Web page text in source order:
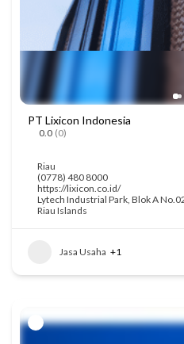
PT Lixicon Indonesia
0.0 (0)
Riau
(0778) 480 8000
https://lixicon.co.id/
Lytech Industrial Park, Blok A
Riau Islands
Jasa Usaha +1